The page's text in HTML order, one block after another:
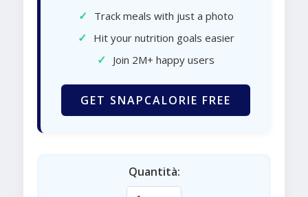
✓ Track meals with just a photo
✓ Hit your nutrition goals easier
✓ Join 2M+ happy users
GET SNAPCALORIE FREE
Quantità: